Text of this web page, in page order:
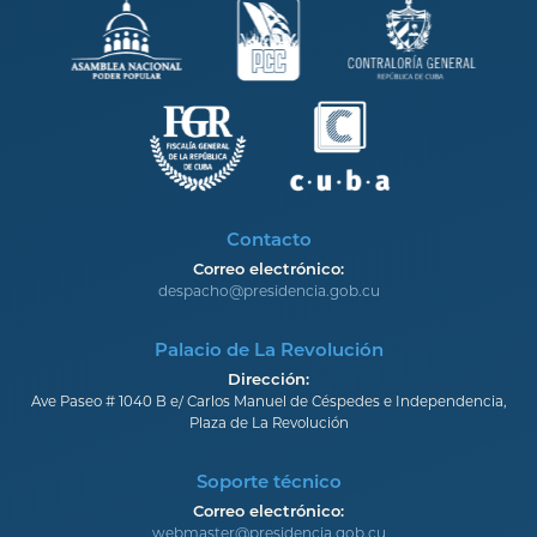
Contacto
Correo electrónico:
despacho@presidencia.gob.cu
Palacio de La Revolución
Dirección:
Ave Paseo # 1040 B e/ Carlos Manuel de Céspedes e Independencia,
Plaza de La Revolución
Soporte técnico
Correo electrónico:
webmaster@presidencia.gob.cu